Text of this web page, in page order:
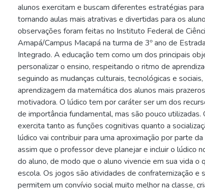
alunos exercitam e buscam diferentes estratégias
tornando aulas mais atrativas e divertidas para os
observações foram feitas no Instituto Federal de
Amapá/Campus Macapá na turma de 3º ano de
Integrado. A educação tem como um dos principais
personalizar o ensino, respeitando o ritmo de
seguindo as mudanças culturais, tecnológicas e
aprendizagem da matemática dos alunos mais
motivadora. O lúdico tem por caráter ser um dos
de importância fundamental, mas são pouco utilizadas.
exercita tanto as funções cognitivas quanto a
lúdico vai contribuir para uma aproximação por parte
assim que o professor deve planejar e incluir o lúdico
do aluno, de modo que o aluno vivencie em sua vida o
escola. Os jogos são atividades de confraternização e
permitem um convívio social muito melhor na classe,